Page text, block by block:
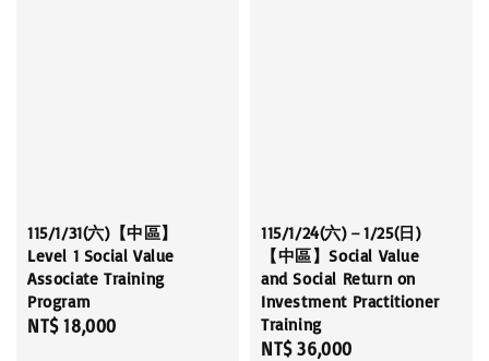
115/1/31(六)【中區】
Level 1 Social Value
Associate Training
Program
Regular
NT$ 18,000
115/1/24(六)－1/25(日)
【中區】Social Value
and Social Return on
Investment Practitioner
Training
Regular
NT$ 36,000